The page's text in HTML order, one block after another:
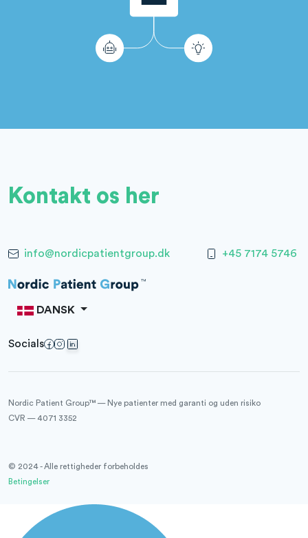
Kontakt os her
info@nordicpatientgroup.dk +45 7174 5746
DANSK
Socials
Nordic Patient Group™ — Nye patienter med garanti og uden risiko
CVR — 4071 3352
© 2024 - Alle rettigheder forbeholdes
Betingelser